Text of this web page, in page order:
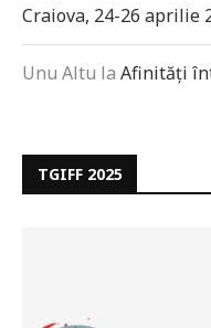
Craiova, 24-26 aprilie
Unu Altu la Afinități
TGIFF 2025